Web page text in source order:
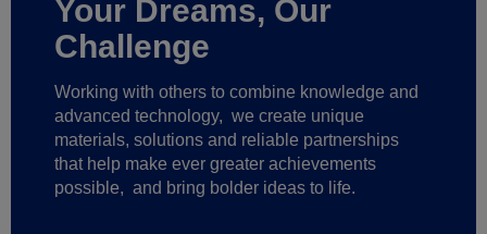
Your Dreams, Our
Challenge
Working with others to combine knowledge and
advanced technology, we create unique
materials, solutions and reliable partnerships
that help make ever greater achievements
possible, and bring bolder ideas to life.